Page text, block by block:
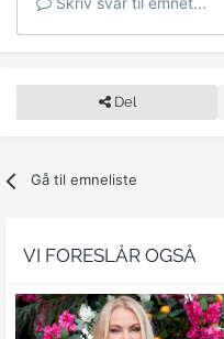
Del
Gå til emneliste
VI FORESLÅR OGSÅ